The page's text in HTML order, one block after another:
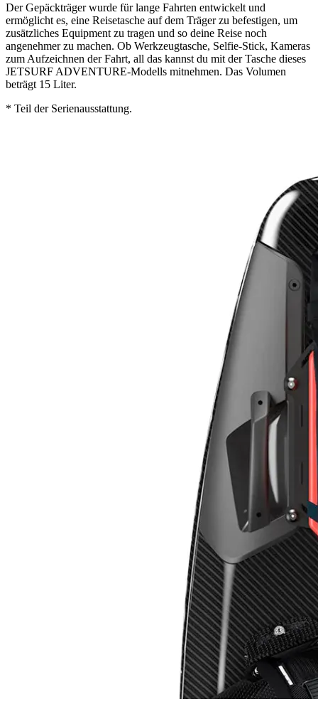
Der Gepäckträger wurde für lange Fahrten entwickelt und
ermöglicht es, eine Reisetasche auf dem Träger zu befestigen, um
zusätzliches Equipment zu tragen und so deine Reise noch
angenehmer zu machen. Ob Werkzeugtasche, Selfie-Stick, Kameras
zum Aufzeichnen der Fahrt, all das kannst du mit der Tasche dieses
JETSURF ADVENTURE-Modells mitnehmen. Das Volumen
beträgt 15 Liter.
* Teil der Serienausstattung.